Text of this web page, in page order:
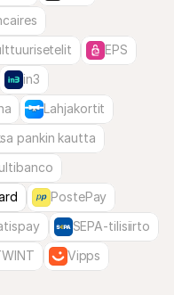
EPS
in3
Lahjakortit
pankin kautta
PostePay
SEPA-tilisiirto
Vipps